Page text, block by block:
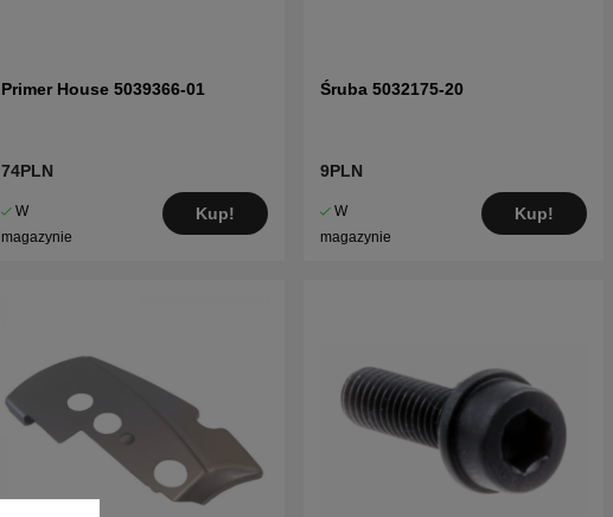
Primer House 5039366-01
74PLN
W
magazynie
Kup!
Śruba 5032175-20
9PLN
W
magazynie
Kup!